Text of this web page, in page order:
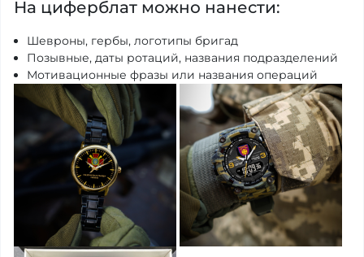
На циферблат можно нанести:
Шевроны, гербы, логотипы бригад
Позывные, даты ротаций, названия подразделений
Мотивационные фразы или названия операций